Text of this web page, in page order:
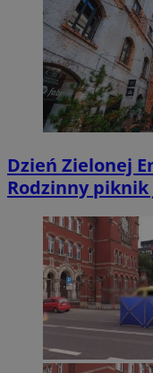
Dzień Zielonej
Rodzinny